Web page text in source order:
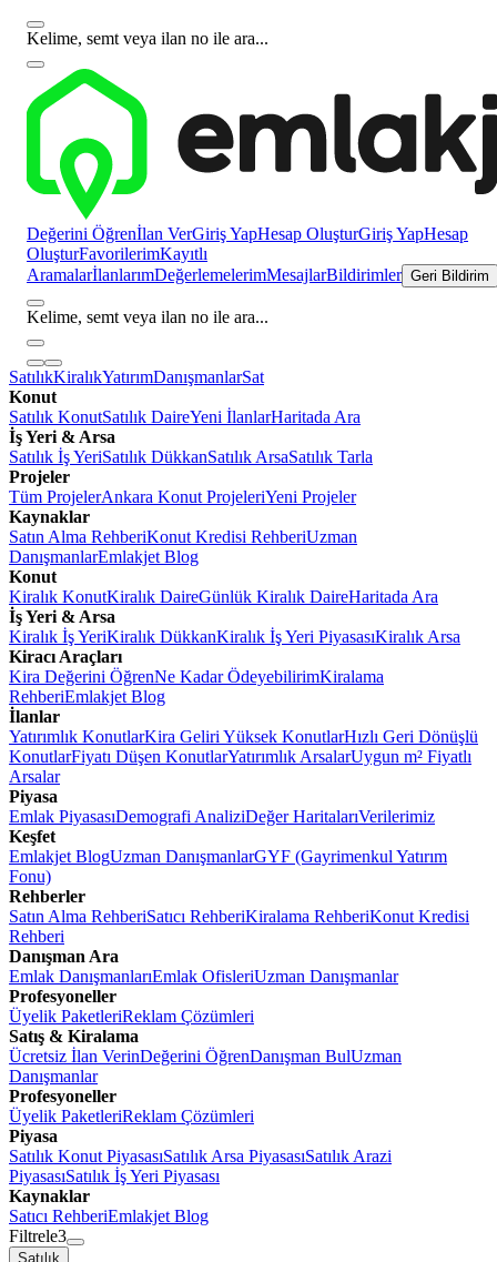
Kelime, semt veya ilan no ile ara...
Değerini Öğrenİlan VerGiriş YapHesap OluşturGiriş YapHesap
OluşturFavorilerimKayıtlı
AramalarİlanlarımDeğerlemelerimMesajlarBildirimler Geri Bildirim
Kelime, semt veya ilan no ile ara...
SatılıkKiralıkYatırımDanışmanlarSat
Konut
Satılık KonutSatılık DaireYeni İlanlarHaritada Ara
İş Yeri & Arsa
Satılık İş YeriSatılık DükkanSatılık ArsaSatılık Tarla
Projeler
Tüm ProjelerAnkara Konut ProjeleriYeni Projeler
Kaynaklar
Satın Alma RehberiKonut Kredisi RehberiUzman
DanışmanlarEmlakjet Blog
Konut
Kiralık KonutKiralık DaireGünlük Kiralık DaireHaritada Ara
İş Yeri & Arsa
Kiralık İş YeriKiralık DükkanKiralık İş Yeri PiyasasıKiralık Arsa
Kiracı Araçları
Kira Değerini ÖğrenNe Kadar ÖdeyebilirimKiralama
RehberiEmlakjet Blog
İlanlar
Yatırımlık KonutlarKira Geliri Yüksek KonutlarHızlı Geri Dönüşlü
KonutlarFiyatı Düşen KonutlarYatırımlık ArsalarUygun m² Fiyatlı
Arsalar
Piyasa
Emlak PiyasasıDemografi AnaliziDeğer HaritalarıVerilerimiz
Keşfet
Emlakjet BlogUzman DanışmanlarGYF (Gayrimenkul Yatırım
Fonu)
Rehberler
Satın Alma RehberiSatıcı RehberiKiralama RehberiKonut Kredisi
Rehberi
Danışman Ara
Emlak DanışmanlarıEmlak OfisleriUzman Danışmanlar
Profesyoneller
Üyelik PaketleriReklam Çözümleri
Satış & Kiralama
Ücretsiz İlan VerinDeğerini ÖğrenDanışman BulUzman
Danışmanlar
Profesyoneller
Üyelik PaketleriReklam Çözümleri
Piyasa
Satılık Konut PiyasasıSatılık Arsa PiyasasıSatılık Arazi
PiyasasıSatılık İş Yeri Piyasası
Kaynaklar
Satıcı RehberiEmlakjet Blog
Filtrele3
Satılık